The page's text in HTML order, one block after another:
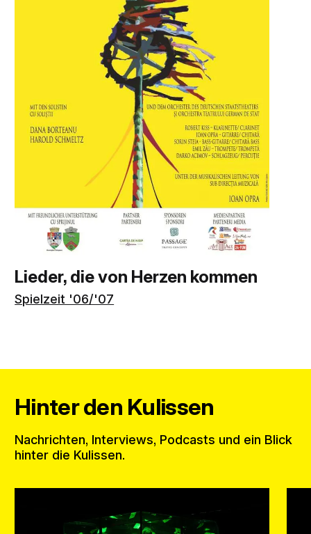
Lieder, die von Herzen kommen
Spielzeit '06/'07
Hinter den Kulissen
Nachrichten, Interviews, Podcasts und ein Blick
hinter die Kulissen.